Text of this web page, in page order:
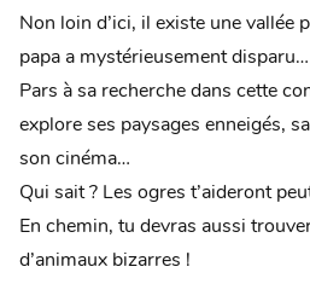
Non loin d’ici, il existe une vallée
papa a mystérieusement disparu…
Pars à sa recherche dans cette
explore ses paysages enneigés,
son cinéma…
Qui sait ? Les ogres t’aideront
En chemin, tu devras aussi
d’animaux bizarres !